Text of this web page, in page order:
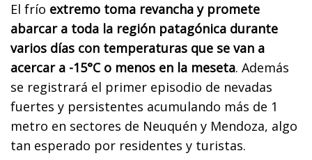
El frío extremo toma revancha y promete
abarcar a toda la región patagónica durante
varios días con temperaturas que se van a
acercar a -15°C o menos en la meseta. Además
se registrará el primer episodio de nevadas
fuertes y persistentes acumulando más de 1
metro en sectores de Neuquén y Mendoza, algo
tan esperado por residentes y turistas.